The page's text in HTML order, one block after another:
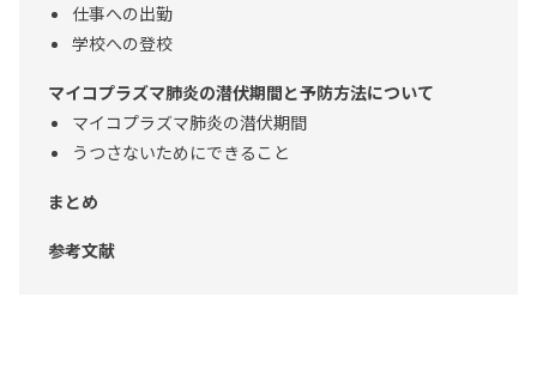
仕事への出勤
学校への登校
マイコプラズマ肺炎の潜伏期間と予防方法について
マイコプラズマ肺炎の潜伏期間
うつさないためにできること
まとめ
参考文献